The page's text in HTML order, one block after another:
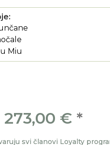
273,00 € *
svi članovi Loyalty